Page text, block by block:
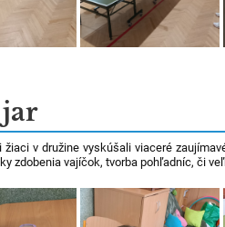
žiaci v družine vyskúšali viaceré
zdobenia vajíčok, tvorba pohľadníc, či